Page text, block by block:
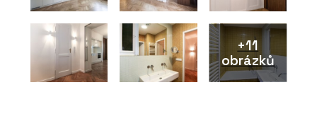
+11
obrázků